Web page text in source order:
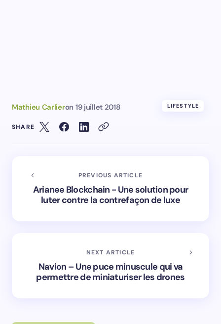
Mathieu Carlieron 19 juillet 2018 LIFESTYLE
SHARE
PREVIOUS ARTICLE
Arianee Blockchain - Une solution pour
luter contre la contrefaçon de luxe
NEXT ARTICLE
Navion – Une puce minuscule qui va
permettre de miniaturiser les drones